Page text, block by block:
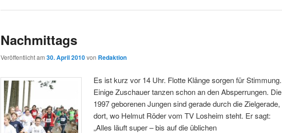
Nachmittags
Veröffentlicht am 30. April 2010von Redaktion
Es ist kurz vor 14 Uhr. Flotte Klänge sorgen für Stimmung.
Einige Zuschauer tanzen schon an den Absperrungen. Die
1997 geborenen Jungen sind gerade durch die Zielgerade,
dort, wo Helmut Röder vom TV Losheim steht. Er sagt:
„Alles läuft super – bis auf die üblichen